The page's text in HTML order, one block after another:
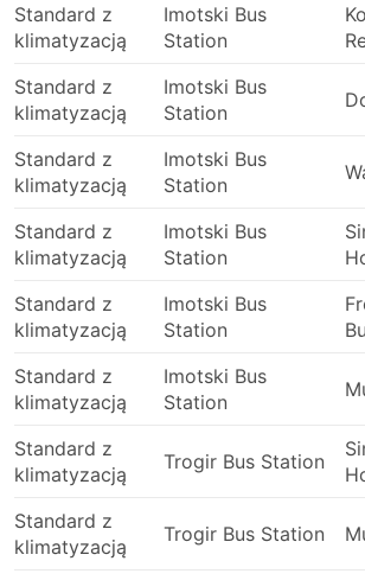
miejskie korki. Niestety, może to
stwarzać dodatkowe wyzwania
problematyczny, ponieważ w
destynacjach obowiązują
skorzystać ze specjalnych
tam dostać. Powoduje to wyższe
ponieważ ceny mogą być
dodatkowy czas również wtedy
w godzinach szczytu, zwłaszcza
sytuacji na drodze w punkcie
Autobusy to prawdopodobnie
Są one w dużym stopniu
drogowej, która czasami może
nieprzewidywalna – wypadków,
objazdów itp. Dotyczy to
weekendy, w szczycie sezonu
państwowe. Należy o tym
planować ciasnych połączeń.
Standard z
klimatyzacją
Imotski Bus
Station
Standard z
klimatyzacją
Imotski Bus
Station
Standard z
klimatyzacją
Imotski Bus
Station
Standard z
klimatyzacją
Imotski Bus
Station
Standard z
klimatyzacją
Imotski Bus
Station
Standard z
klimatyzacją
Imotski Bus
Station
Standard z
klimatyzacją
Trogir Bus Station
Standard z
klimatyzacją
Trogir Bus Station